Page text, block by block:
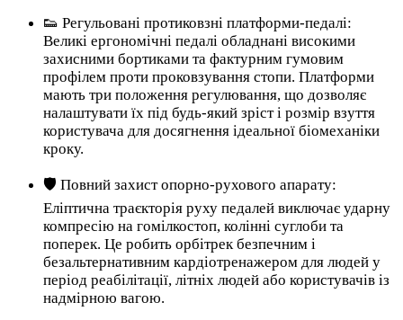
👟 Регульовані протиковзні платформи-педалі:
Великі ергономічні педалі обладнані високими
захисними бортиками та фактурним гумовим
профілем проти проковзування стопи. Платформи
мають три положення регулювання, що дозволяє
налаштувати їх під будь-який зріст і розмір взуття
користувача для досягнення ідеальної біомеханіки
кроку.
🛡️ Повний захист опорно-рухового апарату:
Еліптична траєкторія руху педалей виключає ударну
компресію на гомілкостоп, колінні суглоби та
поперек. Це робить орбітрек безпечним і
безальтернативним кардіотренажером для людей у
період реабілітації, літніх людей або користувачів із
надмірною вагою.